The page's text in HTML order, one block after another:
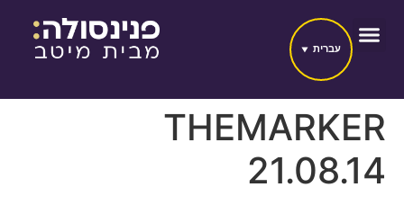
עברית
THEMARKER
21.08.14